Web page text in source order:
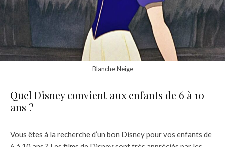
Blanche Neige
Quel Disney convient aux enfants de 6 à 10
ans ?
Vous êtes à la recherche d’un bon Disney pour vos enfants de